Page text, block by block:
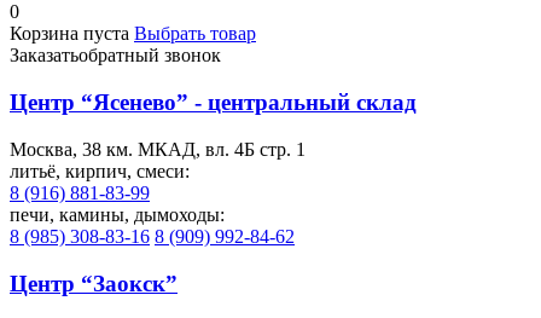
0
Корзина пуста Выбрать товар
Заказатьобратный звонок
Центр “Ясенево” - центральный склад
Москва, 38 км. МКАД, вл. 4Б стр. 1
литьё, кирпич, смеси:
8 (916) 881-83-99
печи, камины, дымоходы:
8 (985) 308-83-16 8 (909) 992-84-62
Центр “Заокск”